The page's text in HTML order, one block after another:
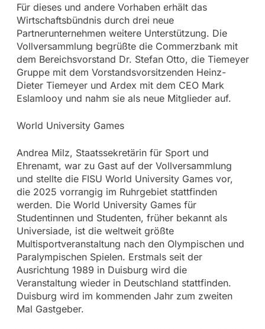
Für dieses und andere Vorhaben erhält das
Wirtschaftsbündnis durch drei neue
Partnerunternehmen weitere Unterstützung. Die
Vollversammlung begrüßte die Commerzbank mit
dem Bereichsvorstand Dr. Stefan Otto, die Tiemeyer
Gruppe mit dem Vorstandsvorsitzenden Heinz-
Dieter Tiemeyer und Ardex mit dem CEO Mark
Eslamlooy und nahm sie als neue Mitglieder auf.
World University Games
Andrea Milz, Staatssekretärin für Sport und
Ehrenamt, war zu Gast auf der Vollversammlung
und stellte die FISU World University Games vor,
die 2025 vorrangig im Ruhrgebiet stattfinden
werden. Die World University Games für
Studentinnen und Studenten, früher bekannt als
Universiade, ist die weltweit größte
Multisportveranstaltung nach den Olympischen und
Paralympischen Spielen. Erstmals seit der
Ausrichtung 1989 in Duisburg wird die
Veranstaltung wieder in Deutschland stattfinden.
Duisburg wird im kommenden Jahr zum zweiten
Mal Gastgeber.